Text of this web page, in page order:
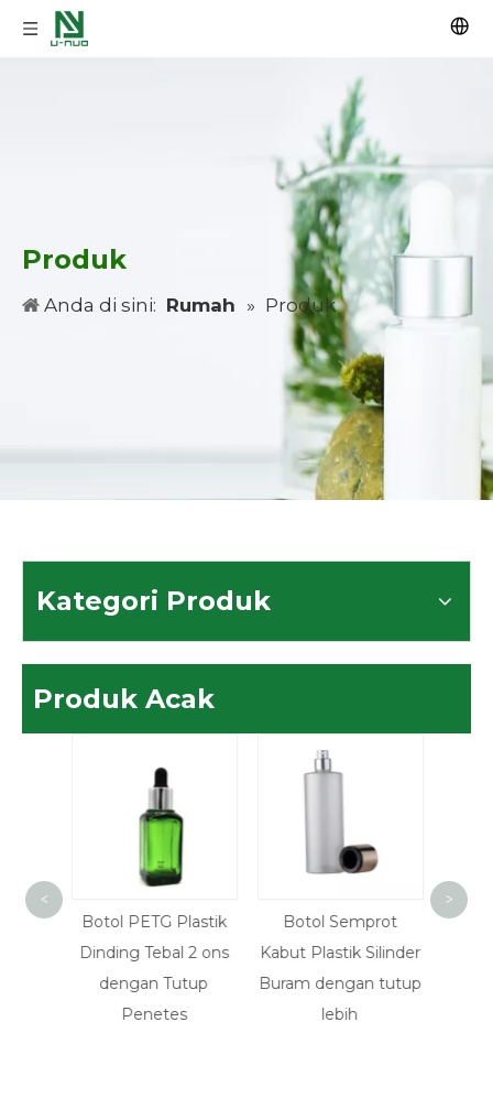
Produk
Anda di sini: Rumah » Produk
Kategori Produk
Produk Acak
Botol PETG Plastik
Dinding Tebal 2 ons
dengan Tutup
Penetes
Botol Semprot
Kabut Plastik Silinder
Buram dengan tutup
lebih
< >